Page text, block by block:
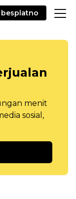
menit
sosial,